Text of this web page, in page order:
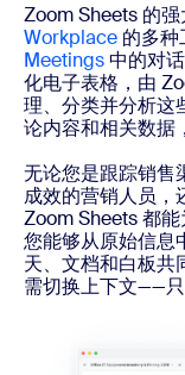
Zoom Sheets 的
Workplace 的多
Meetings中的对
化电子表格，由
理、分类并分析这
论内容和相关数据
无论您是跟踪销售
成效的营销人员，
Zoom Sheets 都
您能够从原始信息
天、文档和白板
需切换上下文——只